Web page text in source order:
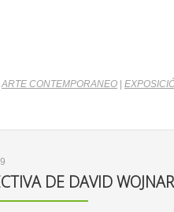
ARTE CONTEMPORANEO
DE DAVID